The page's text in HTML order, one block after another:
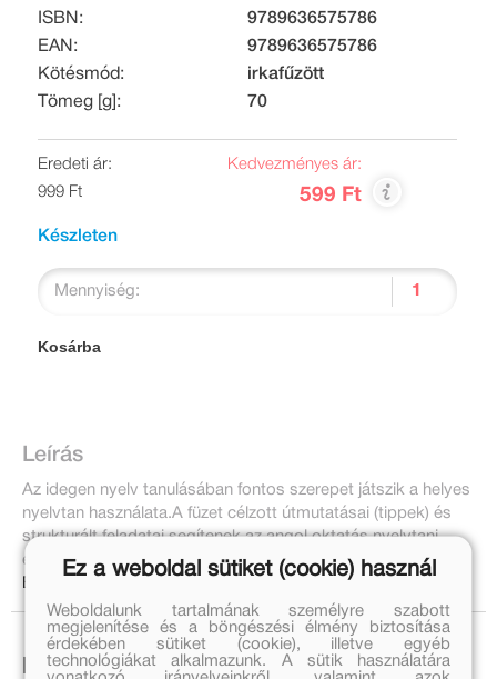
ISBN:
9789636575786
EAN:
9789636575786
Kötésmód:
irkafűzött
Tömeg [g]:
70
Eredeti ár:
999 Ft
Kedvezményes ár:
599 Ft
Készleten
Mennyiség:
Kosárba
Leírás
Az idegen nyelv tanulásában fontos szerepet játszik a helyes
nyelvtan használata.A füzet célzott útmutatásai (tippek) és
strukturált feladatai segítenek az angol oktatás nyelvtani
elemeinek elsajátításában és megszilárdításában.
Bővebben:
Ezek is érdekelhetnek!
Ez a weboldal sütiket (cookie) használ
Weboldalunk tartalmának személyre szabott
megjelenítése és a böngészési élmény biztosítása
érdekében sütiket (cookie), illetve egyéb
technológiákat alkalmazunk. A sütik használatára